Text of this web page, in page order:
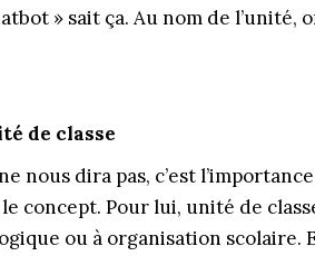
» sait ça. Au nom de
de classe
nous dira pas, c’est
concept. Pour lui, unité de
ou à organisation scolaire.